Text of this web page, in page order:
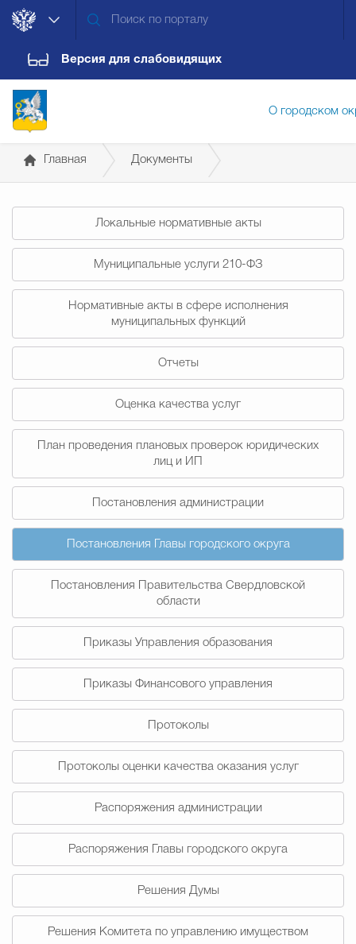
Версия для слабовидящих
О городском
Дума городского округа
Новости Обращения граждан
Противодействие
Муниципальные
Счётная палата Городского
Гостям Городского
Общественная
Градостроительство и
Главная Документы
Локальные нормативные акты
Муниципальные услуги 210-ФЗ
Нормативные акты в сфере исполнения
муниципальных функций
Отчеты
Оценка качества услуг
План проведения плановых проверок юридических
лиц и ИП
Постановления администрации
Постановления Главы городского округа
Постановления Правительства Свердловской
области
Приказы Управления образования
Приказы Финансового управления
Протоколы
Протоколы оценки качества оказания услуг
Распоряжения администрации
Распоряжения Главы городского округа
Решения Думы
Решения Комитета по управлению имуществом